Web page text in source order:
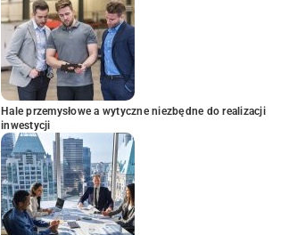
Hale przemysłowe a wytyczne niezbędne do realizacji
inwestycji